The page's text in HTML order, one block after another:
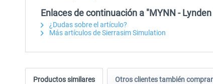
Enlaces de continuación a "MYNN -
¿Dudas sobre el artículo?
Más artículos de Sierrasim Simulation
Productos similares Otros clientes también